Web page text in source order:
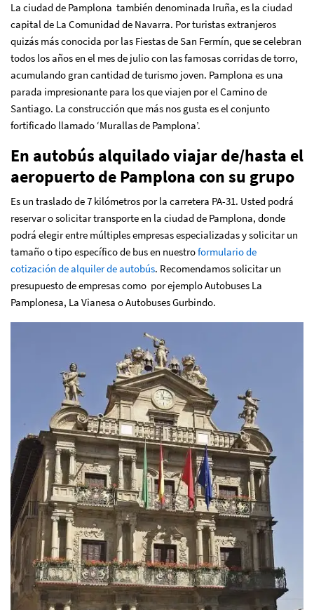
La ciudad de Pamplona también denominada Iruña, es la ciudad
capital de La Comunidad de Navarra. Por turistas extranjeros
quizás más conocida por las Fiestas de San Fermín, que se celebran
todos los años en el mes de julio con las famosas corridas de torro,
acumulando gran cantidad de turismo joven. Pamplona es una
parada impresionante para los que viajen por el Camino de
Santiago. La construcción que más nos gusta es el conjunto
fortificado llamado ‘Murallas de Pamplona’.
En autobús alquilado viajar de/hasta el
aeropuerto de Pamplona con su grupo
Es un traslado de 7 kilómetros por la carretera PA-31. Usted podrá
reservar o solicitar transporte en la ciudad de Pamplona, donde
podrá elegir entre múltiples empresas especializadas y solicitar un
tamaño o tipo específico de bus en nuestroformulario de
cotización de alquiler de autobús. Recomendamos solicitar un
presupuesto de empresas como por ejemplo Autobuses La
Pamplonesa, La Vianesa o Autobuses Gurbindo.